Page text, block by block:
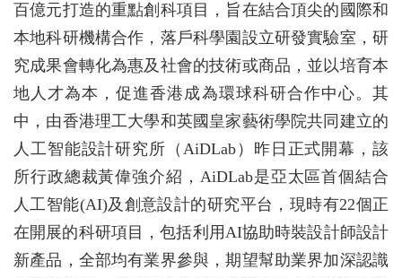
百億元打造的重點創科項目，旨在結合頂尖的國際和
本地科研機構合作，落戶科學園設立研發實驗室，研
究成果會轉化為惠及社會的技術或商品，並以培育本
地人才為本，促進香港成為環球科研合作中心。其
中，由香港理工大學和英國皇家藝術學院共同建立的
人工智能設計研究所（AiDLab）昨日正式開幕，該
所行政總裁黃偉強介紹，AiDLab是亞太區首個結合
人工智能(AI)及創意設計的研究平台，現時有22個正
在開展的科研項目，包括利用AI協助時裝設計師設計
新產品，全部均有業界參與，期望幫助業界加深認識